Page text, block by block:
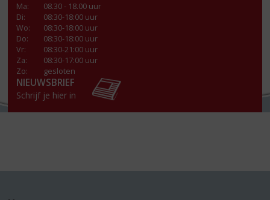
Ma:
08.30 - 18.00 uur
Di:
08:30-18:00 uur
Wo:
08:30-18:00 uur
Do:
08:30-18:00 uur
Vr:
08:30-21:00 uur
Za:
08:30-17:00 uur
Zo:
gesloten
NIEUWSBRIEF
Schrijf je hier in